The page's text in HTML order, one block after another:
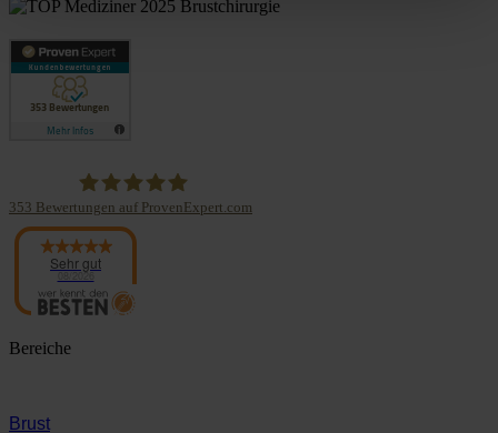
Panaesthetics
353 Bewertungen auf ProvenExpert.com
Sehr gut
08/2026
Bereiche
Brust